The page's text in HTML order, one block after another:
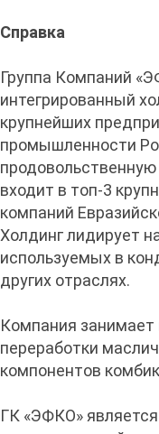
Справка
Группа Компаний
интегрированный
крупнейших
промышленности
входит в топ-3
компаний
Холдинг лидирует
используемых в
других отраслях.
Компания
переработки
компонентов
ГК «ЭФКО»